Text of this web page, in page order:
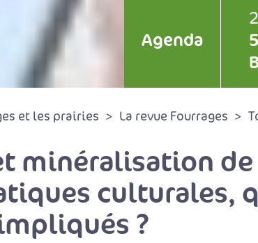
Agenda
et les prairies La revue Fourrages
minéralisation de
culturales,
?